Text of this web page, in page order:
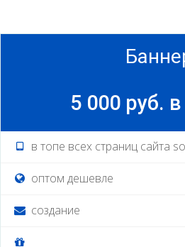
5 000 руб.
в топе всех страниц сайта
оптом дешевле
создание